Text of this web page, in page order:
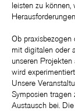
leisten zu
Ob praxisbezogen
mit digitalen oder
unseren
wird
Unsere
Symposien tragen
Austausch bei.